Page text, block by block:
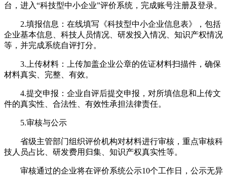
台，进入“科技型中小企业”评价系统，完成账号注册及登录。
2.填报信息：在线填写《科技型中小企业信息表》，包括
企业基本信息、科技人员情况、研发投入情况、知识产权情况
等，并完成系统自评打分。
3.上传材料：上传加盖企业公章的佐证材料扫描件，确保
材料真实、完整、有效。
4.提交申报：企业自评后提交申报，对所填信息和上传文
件的真实性、合法性、有效性承担法律责任。
5.审核与公示
省级主管部门组织评价机构对材料进行审核，重点审核科
技人员占比、研发费用归集、知识产权真实性等。
审核通过的企业将在评价系统公示10个工作日，公示无异